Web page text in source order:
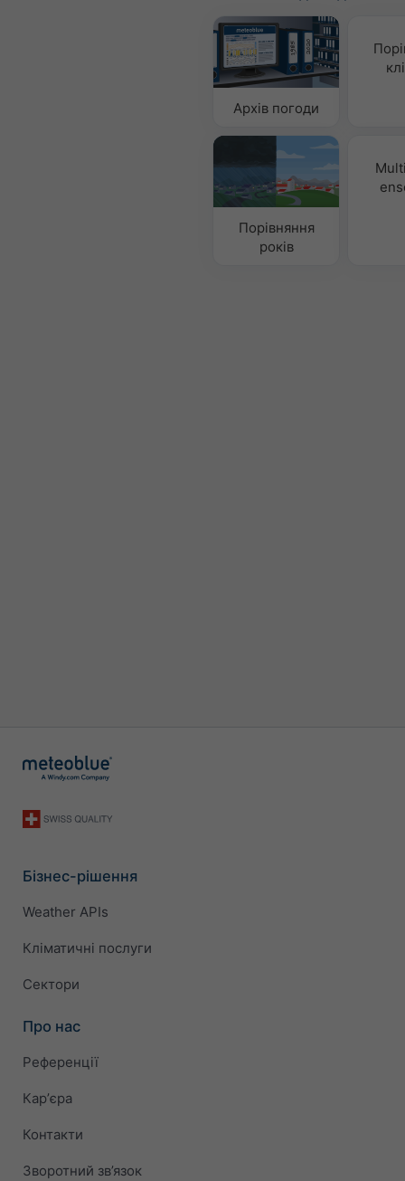
Архів погоди
Порівняння
років
Бізнес-рішення
Weather APIs
Кліматичні послуги
Сектори
Про нас
Референції
Карʼєра
Контакти
Зворотний зв’язок